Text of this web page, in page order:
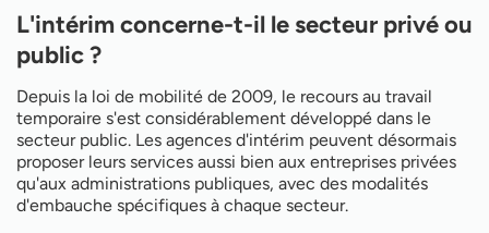
L'intérim concerne-t-il le secteur privé ou
public ?
Depuis la loi de mobilité de 2009, le recours au travail
temporaire s'est considérablement développé dans le
secteur public. Les agences d'intérim peuvent désormais
proposer leurs services aussi bien aux entreprises privées
qu'aux administrations publiques, avec des modalités
d'embauche spécifiques à chaque secteur.